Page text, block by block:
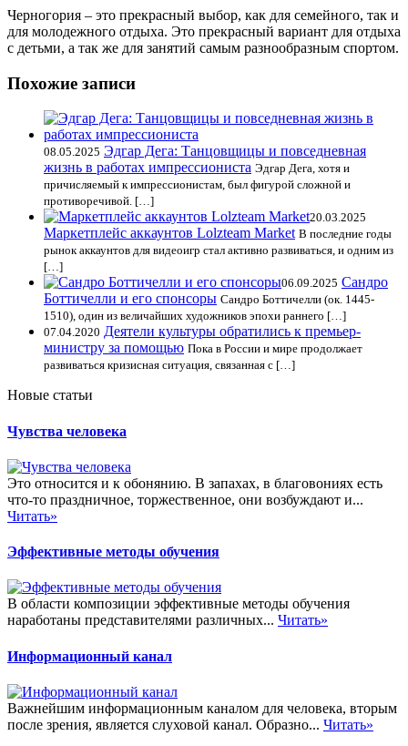
Черногория – это прекрасный выбор, как для семейного, так и
для молодежного отдыха. Это прекрасный вариант для отдыха
с детьми, а так же для занятий самым разнообразным спортом.
Похожие записи
08.05.2025 Эдгар Дега: Танцовщицы и повседневная
жизнь в работах импрессиониста Эдгар Дега, хотя и
причисляемый к импрессионистам, был фигурой сложной и
противоречивой. […]
20.03.2025
Маркетплейс аккаунтов Lolzteam Market В последние годы
рынок аккаунтов для видеоигр стал активно развиваться, и одним из
[…]
06.09.2025 Сандро
Боттичелли и его спонсоры Сандро Боттичелли (ок. 1445-
1510), один из величайших художников эпохи раннего […]
07.04.2020 Деятели культуры обратились к премьер-
министру за помощью Пока в России и мире продолжает
развиваться кризисная ситуация, связанная с […]
Новые статьи
Чувства человека
Это относится и к обонянию. В запахах, в благовониях есть
что-то праздничное, торжественное, они возбуждают и...
Читать»
Эффективные методы обучения
В области композиции эффективные методы обучения
наработаны представителями различных... Читать»
Информационный канал
Важнейшим информационным каналом для человека, вторым
после зрения, является слуховой канал. Образно... Читать»